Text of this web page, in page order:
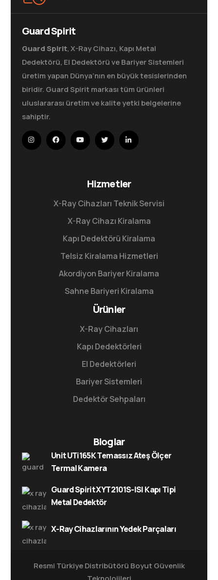
Guard Spirit
Guard Spirit, X-Ray Cihazı, Kapı Metal
Dedektörü, El Dedektörü ve Bariyer Sistemleri
üretim yapan Dünya’nın en büyük tesislerinden
biridir. Guard Spirit markası tüm ürünleri
uluslararası üretim ve kalite yetki belgelerine
sahiptir.
Hizmetler
X-Ray Cihazları Teknik Servisi
X-Ray Cihazı Kiralama
Kapı Dedektörü Kiralama
Telsiz Kiralama Hizmetleri
Akordiyon Bariyer Kiralama
Sahne Bariyeri Kiralama
Ürünler
X-Ray Cihazları
Kapı Dedektörleri
El Dedektörleri
Bariyer Sistemleri
Dedektör Sehpaları
Bloglar
Unit UTi165K Temassız Ateş Ölçer
Termal Kamera
Guard Spirit XYT2101S-ISI Kapı Tipi
Metal Dedektör
X-Ray Cihazlarının Yedek Parçaları
Resmi Türkiye Distribütörü Boyut Güvenlik